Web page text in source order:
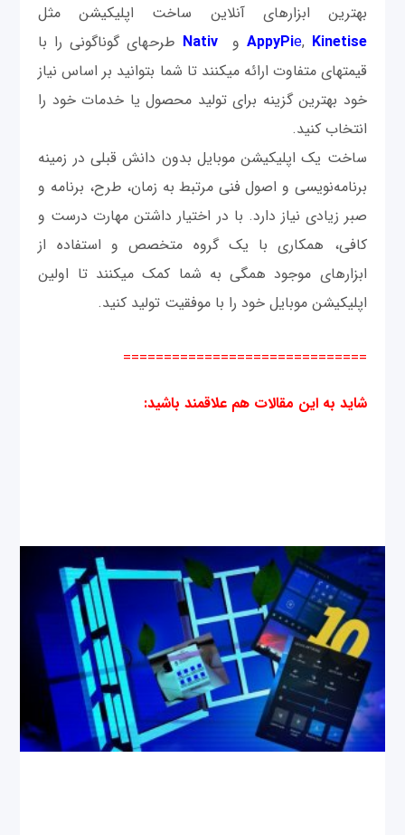
بهترین ابزارهای آن‎لاین ساخت اپلیکیشن مثل
AppyPie, Kinetise وNativ
طرح‎های گوناگونی را با
قیمت‎های متفاوت ارائه می‎کنند تا شما بتوانيد بر اساس نیاز
خود بهترین گزینه برای تولید محصول یا خدمات خود را
انتخاب کنید.
ساخت یک اپلیکیشن موبایل بدون دانش قبلی در زمینه
برنامه‌نویسی و اصول فنی مرتبط به زمان، طرح، برنامه و
صبر زیادی نیاز دارد. با در اختیار داشتن مهارت درست و
کافی، همکاری با یک گروه متخصص و استفاده از
ابزارهای موجود همگی به شما کمک می‎کنند تا اولین
اپلیکیشن موبایل خود را با موفقیت تولید کنید.
==============================
شاید به این مقالات هم علاقمند باشید: